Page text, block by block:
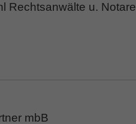
Rechtsanwälte u. Notare
mbB